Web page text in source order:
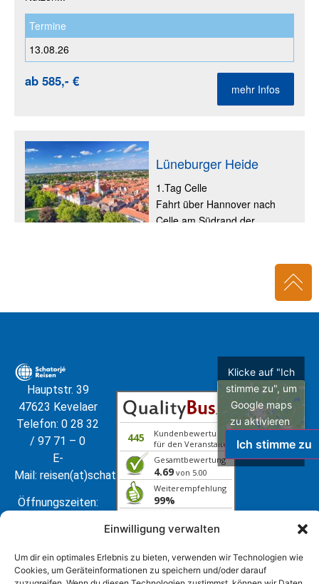
Einwilligung verwalten
Um dir ein optimales Erlebnis zu bieten, verwenden wir Technologien wie
Cookies, um Geräteinformationen zu speichern und/oder darauf
Hauptstr. 39
47623 Kevelaer
Telefon: 0 28 32
/ 97 71 – 0
E-
Mail: reisen(at)schatorje.de
Öffnungszeiten:
Sa: 10.00 – 12.30
Uhr
445
Kundenbewertungen
für den Veranstalter
Gesamtbewertung
4.69von 5.00
Weiterempfehlung
99%
Klicke auf "Ich
stimme zu", um
Google maps
zu aktivieren
Ich stimme zu